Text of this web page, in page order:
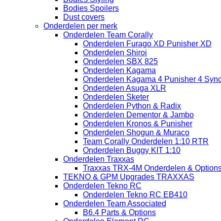
Bodies Spoilers
Dust covers
Onderdelen per merk
Onderdelen Team Corally
Onderdelen Furago XD Punisher XD
Onderdelen Shiroi
Onderdelen SBX 825
Onderdelen Kagama
Onderdelen Kagama 4 Punisher 4
Onderdelen Asuga XLR
Onderdelen Sketer
Onderdelen Python & Radix
Onderdelen Dementor & Jambo
Onderdelen Kronos & Punisher
Onderdelen Shogun & Muraco
Team Corally Onderdelen 1:10 RTR
Onderdelen Buggy KIT 1:10
Onderdelen Traxxas
Traxxas TRX-4M Onderdelen &
TEKNO & GPM Upgrades TRAXXAS
Onderdelen Tekno RC
Onderdelen Tekno RC EB410
Onderdelen Team Associated
B6.4 Parts & Options